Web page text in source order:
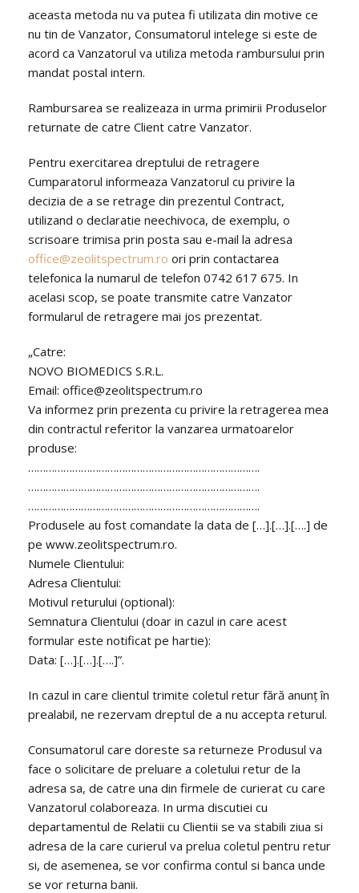
aceasta metoda nu va putea fi utilizata din motive ce
nu tin de Vanzator, Consumatorul intelege si este de
acord ca Vanzatorul va utiliza metoda rambursului prin
mandat postal intern.
Rambursarea se realizeaza in urma primirii Produselor
returnate de catre Client catre Vanzator.
Pentru exercitarea dreptului de retragere
Cumparatorul informeaza Vanzatorul cu privire la
decizia de a se retrage din prezentul Contract,
utilizand o declaratie neechivoca, de exemplu, o
scrisoare trimisa prin posta sau e-mail la adresa
office@zeolitspectrum.ro ori prin contactarea
telefonica la numarul de telefon 0742 617 675. In
acelasi scop, se poate transmite catre Vanzator
formularul de retragere mai jos prezentat.
„Catre:
NOVO BIOMEDICS S.R.L.
Email: office@zeolitspectrum.ro
Va informez prin prezenta cu privire la retragerea mea
din contractul referitor la vanzarea urmatoarelor
produse:
…………………………………………………………………….
…………………………………………………………………….
…………………………………………………………………….
Produsele au fost comandate la data de […].[…].[….] de
pe www.zeolitspectrum.ro.
Numele Clientului:
Adresa Clientului:
Motivul returului (optional):
Semnatura Clientului (doar in cazul in care acest
formular este notificat pe hartie):
Data: […].[…].[….]”.
In cazul in care clientul trimite coletul retur fără anunț în
prealabil, ne rezervam dreptul de a nu accepta returul.
Consumatorul care doreste sa returneze Produsul va
face o solicitare de preluare a coletului retur de la
adresa sa, de catre una din firmele de curierat cu care
Vanzatorul colaboreaza. In urma discutiei cu
departamentul de Relatii cu Clientii se va stabili ziua si
adresa de la care curierul va prelua coletul pentru retur
si, de asemenea, se vor confirma contul si banca unde
se vor returna banii.